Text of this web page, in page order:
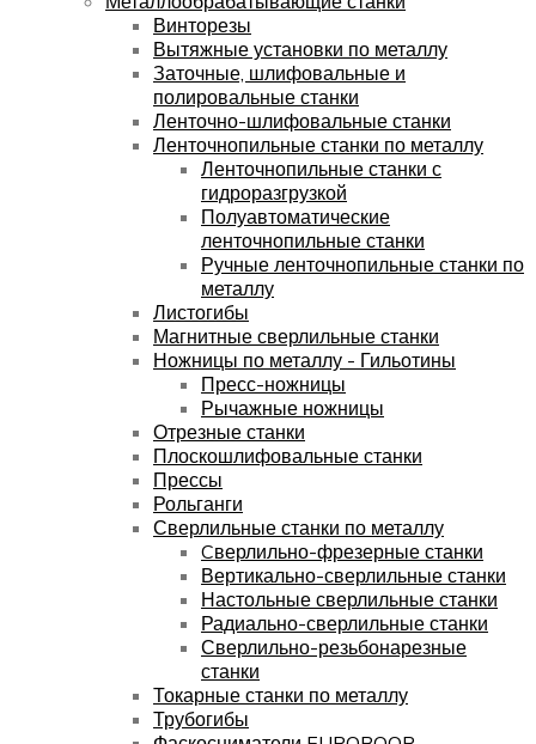
Винторезы
Вытяжные установки по металлу
Заточные, шлифовальные и
полировальные станки
Ленточно-шлифовальные станки
Ленточнопильные станки по металлу
Ленточнопильные станки с
гидроразгрузкой
Полуавтоматические
ленточнопильные станки
Ручные ленточнопильные станки по
металлу
Листогибы
Магнитные сверлильные станки
Ножницы по металлу - Гильотины
Пресс-ножницы
Рычажные ножницы
Отрезные станки
Плоскошлифовальные станки
Прессы
Рольганги
Сверлильные станки по металлу
Cверлильно-фрезерные станки
Вертикально-сверлильные станки
Настольные сверлильные станки
Радиально-сверлильные станки
Сверлильно-резьбонарезные
станки
Токарные станки по металлу
Трубогибы